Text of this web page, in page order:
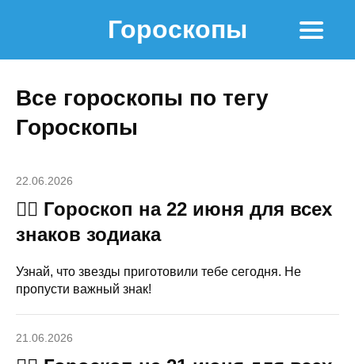
Гороскопы
Все гороскопы по тегу
Гороскопы
22.06.2026
🧙‍♀ Гороскоп на 22 июня для всех
знаков зодиака
Узнай, что звезды приготовили тебе сегодня. Не
пропусти важный знак!
21.06.2026